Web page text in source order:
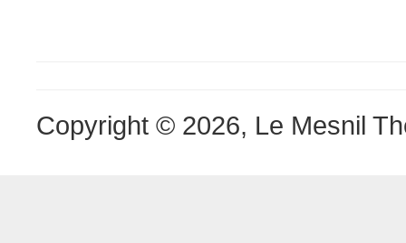
Copyright © 2026, Le Mesnil